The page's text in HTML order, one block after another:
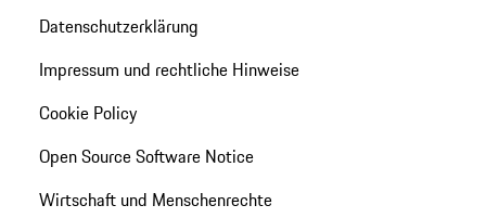
Datenschutzerklärung
Impressum und rechtliche Hinweise
Cookie Policy
Open Source Software Notice
Wirtschaft und Menschenrechte